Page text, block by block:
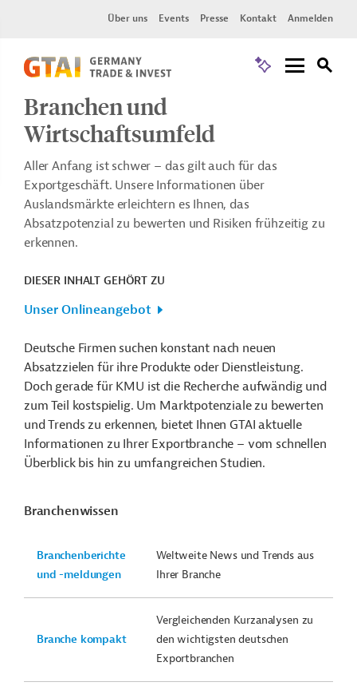
Über uns Events Presse Kontakt Anmelden
Branchen und
Wirtschaftsumfeld
Aller Anfang ist schwer – das gilt auch für das
Exportgeschäft. Unsere Informationen über
Auslandsmärkte erleichtern es Ihnen, das
Absatzpotenzial zu bewerten und Risiken frühzeitig zu
erkennen.
DIESER INHALT GEHÖRT ZU
Unser Onlineangebot
Deutsche Firmen suchen konstant nach neuen
Absatzzielen für ihre Produkte oder Dienstleistung.
Doch gerade für KMU ist die Recherche aufwändig und
zum Teil kostspielig. Um Marktpotenziale zu bewerten
und Trends zu erkennen, bietet Ihnen GTAI aktuelle
Informationen zu Ihrer Exportbranche – vom schnellen
Überblick bis hin zu umfangreichen Studien.
Branchenwissen
Branchenberichte
und -meldungen
Weltweite News und Trends aus
Ihrer Branche
Branche kompakt
Vergleichenden Kurzanalysen zu
den wichtigsten deutschen
Exportbranchen